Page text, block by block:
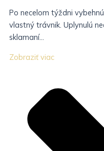
Po necelom týždni
vlastný trávnik. Uplynulú
sklamaní...
Zobraziť viac